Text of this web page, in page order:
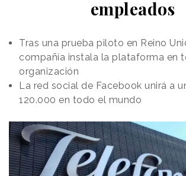
empleados
Tras una prueba piloto en Reino
compañía instala la plataforma en
organización
La red social de Facebook unirá a
120.000 en todo el mundo